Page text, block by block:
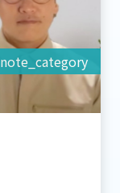
note_category